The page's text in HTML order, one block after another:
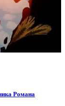
Романа